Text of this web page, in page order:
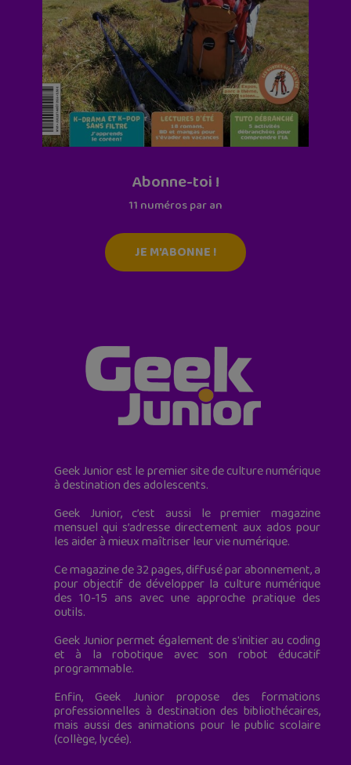
Abonne-toi !
11 numéros par an
JE M'ABONNE !
Geek Junior est le premier site de culture numérique
à destination des adolescents.
Geek Junior, c’est aussi le premier magazine
mensuel qui s’adresse directement aux ados pour
les aider à mieux maîtriser leur vie numérique.
Ce magazine de 32 pages, diffusé par abonnement, a
pour objectif de développer la culture numérique
des 10-15 ans avec une approche pratique des
outils.
Geek Junior permet également de s'initier au coding
et à la robotique avec son robot éducatif
programmable.
Enfin, Geek Junior propose des formations
professionnelles à destination des bibliothécaires,
mais aussi des animations pour le public scolaire
(collège, lycée).